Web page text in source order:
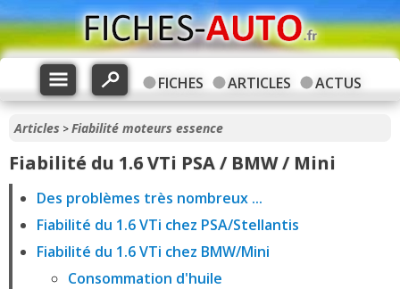
FICHES ARTICLES ACTUS
Articles >Fiabilité moteurs essence
Fiabilité du 1.6 VTi PSA / BMW / Mini
Des problèmes très nombreux ...
Fiabilité du 1.6 VTi chez PSA/Stellantis
Fiabilité du 1.6 VTi chez BMW/Mini
Consommation d'huile